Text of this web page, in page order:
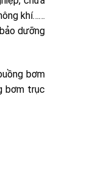
khí……
dưỡng
bơm
bơm trục